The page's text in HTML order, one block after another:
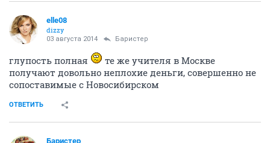
elle08
dizzy
03 августа 2014 Баристер
глупость полная
те же учителя в Москве
получают довольно неплохие деньги, совершенно не
сопоставимые с Новосибирском
ОТВЕТИТЬ
Баристер